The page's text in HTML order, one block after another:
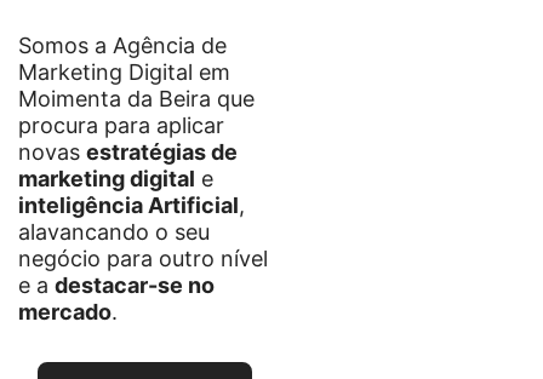
Somos a Agência de
Marketing Digital em
Moimenta da Beira que
procura para aplicar
novas estratégias de
marketing digital e
inteligência Artificial,
alavancando o seu
negócio para outro nível
e a destacar-se no
mercado.